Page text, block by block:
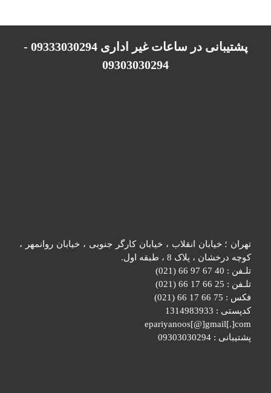
پشتیبانی در ساعات غیر اداری 09333030294 -
09303030294
تهران ؛ خیابان انقلاب ، خیابان کارگر جنوبی ، خیابان روانمهر ،
کوچه درخشان ، پلاک 8 ، طبقه اول.
تلـفن : 40 67 97 66 (021)
تلـفن : 25 66 17 66 (021)
فکس : 75 66 17 66 (021)
کدپستی : 1314983933
epariyanoos[@]gmail[.]com
پشتیبانی : 09303030294